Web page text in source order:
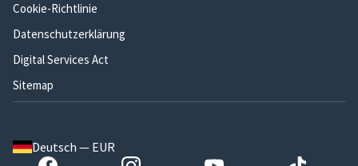
Cookie-Richtlinie
Datenschutzerklärung
Digital Services Act
Sitemap
Deutsch — EUR